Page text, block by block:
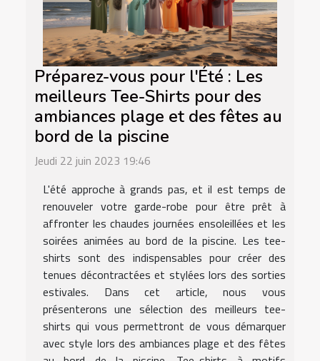
Préparez-vous pour l'Été : Les
meilleurs Tee-Shirts pour des
ambiances plage et des fêtes au
bord de la piscine
Jeudi 22 juin 2023 19:46
L'été approche à grands pas, et il est temps de
renouveler votre garde-robe pour être prêt à
affronter les chaudes journées ensoleillées et les
soirées animées au bord de la piscine. Les tee-
shirts sont des indispensables pour créer des
tenues décontractées et stylées lors des sorties
estivales. Dans cet article, nous vous
présenterons une sélection des meilleurs tee-
shirts qui vous permettront de vous démarquer
avec style lors des ambiances plage et des fêtes